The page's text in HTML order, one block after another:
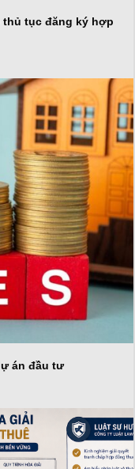
thủ tục đăng ký hợp
án đầu tư